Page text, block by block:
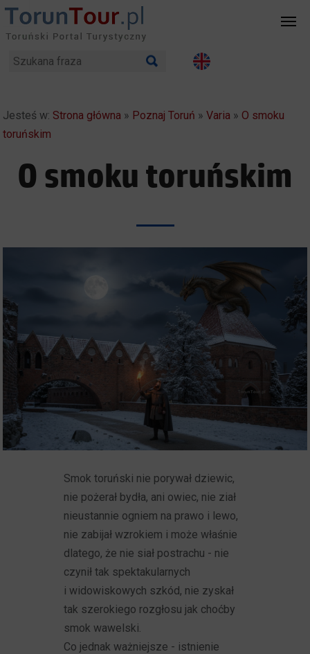
Jesteś w: Strona główna » Poznaj Toruń »Varia » O smoku
toruńskim
O smoku toruńskim
Smok toruński nie porywał dziewic,
nie pożerał bydła, ani owiec, nie ział
nieustannie ogniem na prawo i lewo,
nie zabijał wzrokiem i może właśnie
dlatego, że nie siał postrachu - nie
czynił tak spektakularnych
i widowiskowych szkód, nie zyskał
tak szerokiego rozgłosu jak choćby
smok wawelski.
Co jednak ważniejsze - istnienie